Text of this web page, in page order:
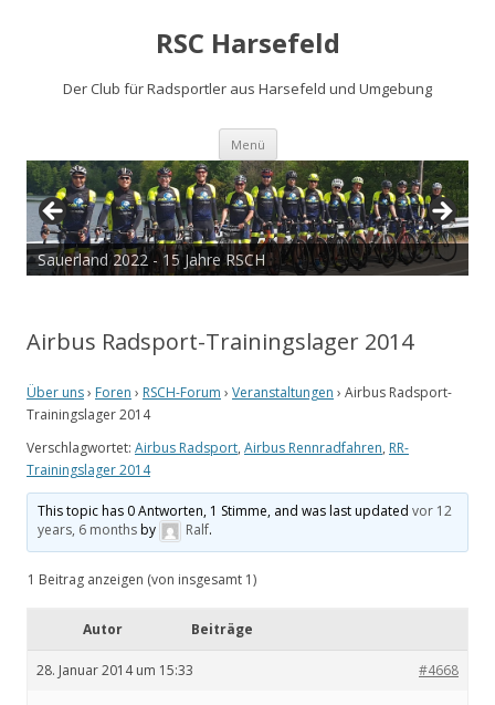
RSC Harsefeld
Der Club für Radsportler aus Harsefeld und Umgebung
Menü Zum
springen
Sauerland 2022 - 15 Jahre RSCH
Airbus Radsport-Trainingslager 2014
Über uns› Foren › RSCH-Forum › Veranstaltungen › Airbus Radsport-
Trainingslager 2014
Verschlagwortet: Airbus Radsport, Airbus Rennradfahren, RR-
Trainingslager 2014
This topic has 0 Antworten, 1 Stimme, and was last updatedvor 12
years, 6 monthsby Ralf.
1 Beitrag anzeigen (von insgesamt 1)
Autor Beiträge
28. Januar 2014 um 15:33 #4668